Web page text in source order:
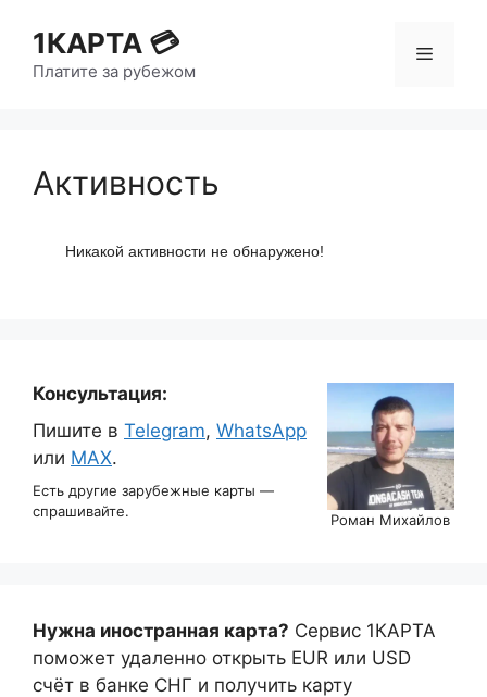
1КАРТА 💳
Платите за рубежом
Активность
Никакой активности не обнаружено!
Консультация:
Пишите в Telegram, WhatsApp
или MAX.
Есть другие зарубежные карты —
спрашивайте.
Роман Михайлов
Нужна иностранная карта? Сервис 1КАРТА
поможет удаленно открыть EUR или USD
счёт в банке СНГ и получить карту